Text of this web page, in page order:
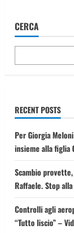
CERCA
RECENT POSTS
Per Giorgia
insieme alla figlia
Scambio
Raffaele. Stop
Controlli agli
“Tutto liscio” –